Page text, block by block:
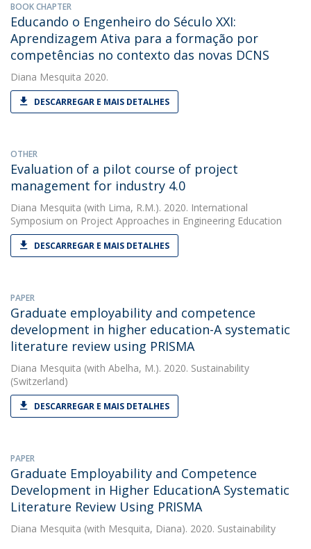
BOOK CHAPTER
Educando o Engenheiro do Século XXI:
Aprendizagem Ativa para a formação por
competências no contexto das novas DCNS
Diana Mesquita 2020.
DESCARREGAR E MAIS DETALHES
OTHER
Evaluation of a pilot course of project
management for industry 4.0
Diana Mesquita (with Lima, R.M.). 2020. International
Symposium on Project Approaches in Engineering Education
DESCARREGAR E MAIS DETALHES
PAPER
Graduate employability and competence
development in higher education-A systematic
literature review using PRISMA
Diana Mesquita (with Abelha, M.). 2020. Sustainability
(Switzerland)
DESCARREGAR E MAIS DETALHES
PAPER
Graduate Employability and Competence
Development in Higher EducationA Systematic
Literature Review Using PRISMA
Diana Mesquita (with Mesquita, Diana). 2020. Sustainability